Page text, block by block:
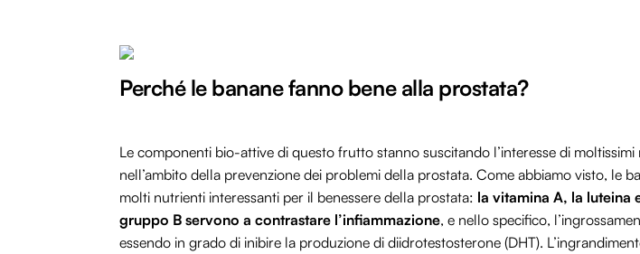
Perché le banane fanno bene alla prostata?
Le componenti bio-attive di questo frutto stanno suscitando l’interesse di
nell’ambito della prevenzione dei problemi della prostata. Come abbiamo visto, le
molti nutrienti interessanti per il benessere della prostata: la vitamina A, la luteina
gruppo B servono a contrastare l’infiammazione, e nello specifico,
essendo in grado di inibire la produzione di diidrotestosterone (DHT).